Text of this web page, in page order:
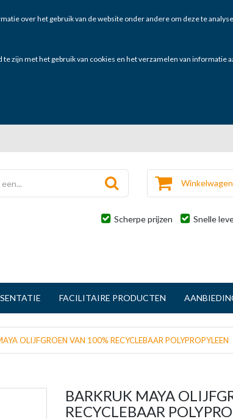
over het gebruik van de website onder andere om deze te
zijn met het gebruik van cookies en het verzamelen van informatie
Scherpe prijzen Snelle
FACILITAIRE PRODUCTEN
OLIJFGROEN VAN 100% RECYCLEBAAR POLYPROPYLEEN
BARKRUK MAYA
RECYCLEBAAR